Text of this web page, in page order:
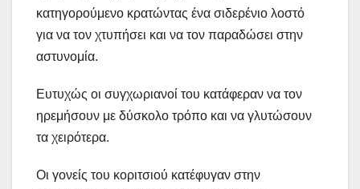
κατηγορούμενο κρατώντας ένα σιδερένιο λοστό
για να τον χτυπήσει και να τον παραδώσει στην
αστυνομία.
Ευτυχώς οι συγχωριανοί του κατάφεραν να τον
ηρεμήσουν με δύσκολο τρόπο και να γλυτώσουν
τα χειρότερα.
Οι γονείς του κοριτσιού κατέφυγαν στην